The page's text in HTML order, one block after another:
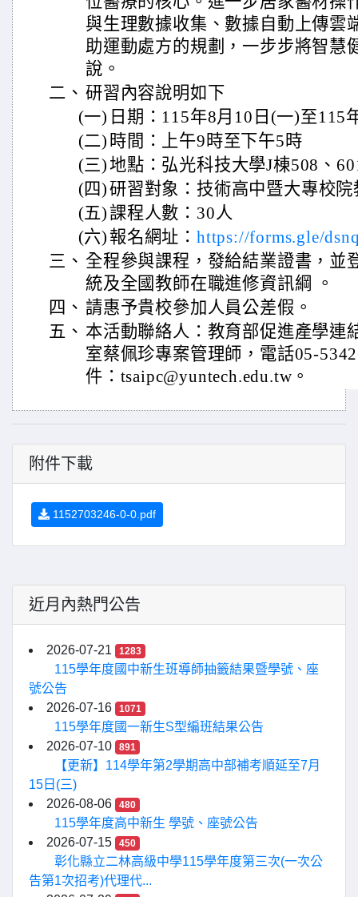
與生理數據收集、數據自動上傳雲
助運動處方的規劃，一步步將智慧
說。
二、 研習內容說明如下
(一) 日期：115年8月10日(一)至115
(二) 時間：上午9時至下午5時
(三)地點：弘光科技大學J棟508、
(四)研習對象：技術高中暨大專校院
(五)課程人數：30人
(六) 報名網址： https://forms.gle/
三、 全程參與課程，發給結業證書，並
統及全國教師在職進修資訊綱 。
四、 請惠予貴校參加人員公差假。
五、 本活動聯絡人：教育部促進產學連
室蔡佩珍專案管理師，電話05-
件：tsaipc@yuntech.edu.tw。
附件下載
1152703246-0-0.pdf
近月內熱門公告
2026-07-21 1283
115學年度國中新生班導師抽籤結果暨學號、座
號公告
2026-07-16
1071
115學年度國一新生S型編班結果公告
2026-07-10
891
【更新】114學年第2學期高中部補考順延至7月
15日(三)
2026-08-06
480
115學年度高中新生 學號、座號公告
2026-07-15
450
彰化縣立二林高級中學115學年度第三次(一次公
告第1次招考)代理代...